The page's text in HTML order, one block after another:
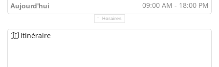
Aujourd'hui 09:00 AM - 18:00 PM
Horaires
Itinéraire